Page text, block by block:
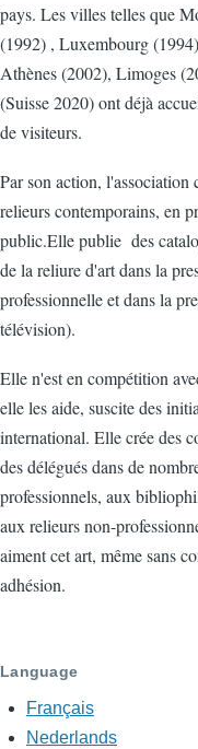
pays. Les villes telles que
(1992) , Luxembourg
Athènes (2002), Limoges
(Suisse 2020) ont déjà
de visiteurs.
Par son action, l'association
relieurs contemporains, en
public.Elle publie des
de la reliure d'art dans la
professionnelle et dans la
télévision).
Elle n'est en compétition
elle les aide, suscite des
international. Elle crée des
des délégués dans de
professionnels, aux
aux relieurs non-
aiment cet art, même sans
adhésion.
Language
Français
Nederlands